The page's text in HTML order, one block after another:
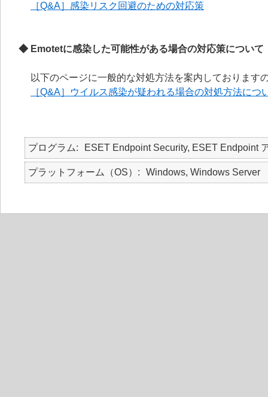
［Q&A］感染リスク回避のための対応策
◆ Emotetに感染した可能性がある場合の対応策について
以下のページに一般的な対処方法を案内しております
［Q&A］ウイルス感染が疑われる場合の対処方法につ
プログラム ESET Endpoint Security, ESET Endpoint
プラットフォーム（OS） Windows, Windows Server